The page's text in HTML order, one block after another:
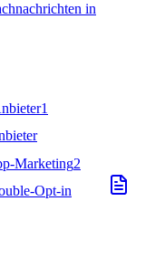
in
1
Marketing2
Opt-in